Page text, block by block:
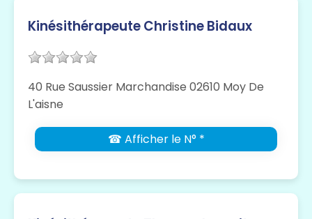
Kinésithérapeute Christine Bidaux
40 Rue Saussier Marchandise 02610 Moy De
L'aisne
☎ Afficher le N° *